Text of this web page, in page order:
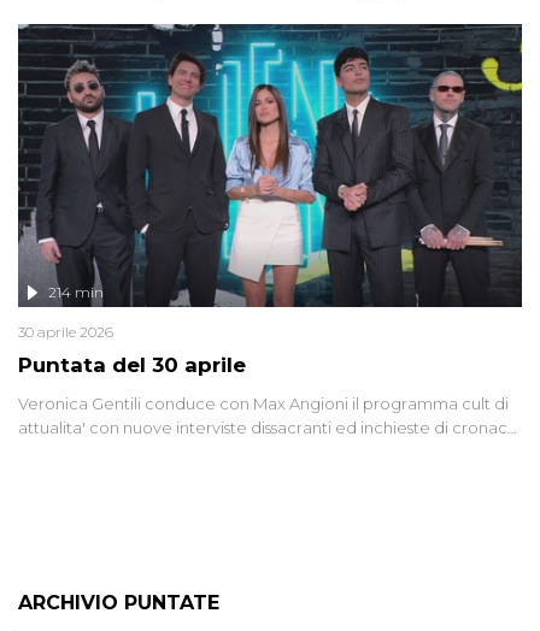
di settore - su quanto la guerra sia diventata una realtà pervasiva.
Anche se l'Italia non è direttamente coinvolta in conflitti armati, il
contesto globale rende impossibile considerarla un fenomeno
lontano.
Puntata del 30 aprile
214 min
30 aprile 2026
Veronica Gentili conduce con Max Angioni il programma cult di
attualita' con nuove interviste dissacranti ed inchieste di cronaca
ARCHIVIO PUNTATE